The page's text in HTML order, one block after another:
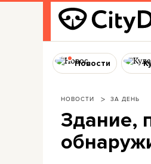
Новости
НОВОСТИ ЗА ДЕНЬ
Здание,